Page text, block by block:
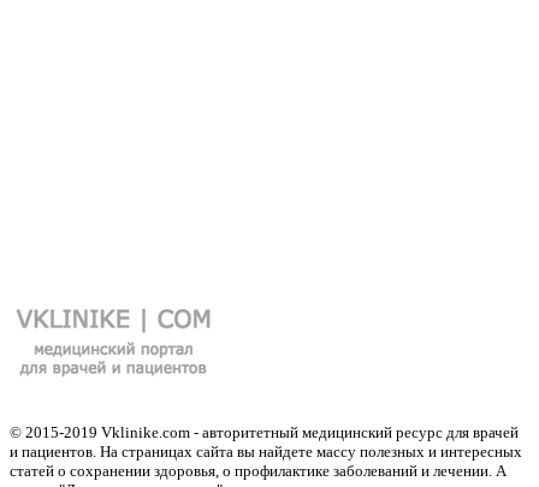
© 2015-2019 Vklinike.com - авторитетный медицинский ресурс для врачей
и пациентов. На страницах сайта вы найдете массу полезных и интересных
статей о сохранении здоровья, о профилактике заболеваний и лечении. А